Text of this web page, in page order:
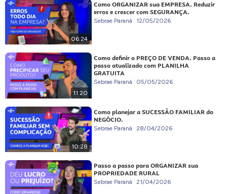
06:24
Como ORGANIZAR sua EMPRESA. Reduzir
erros e crescer com SEGURANÇA.
Sebrae Paraná 12/05/2026
11:20
Como definir o PREÇO DE VENDA. Passo a
passo atualizado com PLANILHA
GRATUITA
Sebrae Paraná 05/05/2026
10:28
Como planejar a SUCESSÃO FAMILIAR do
NEGÓCIO.
Sebrae Paraná 28/04/2026
Passo a passo para ORGANIZAR sua
PROPRIEDADE RURAL
Sebrae Paraná 21/04/2026